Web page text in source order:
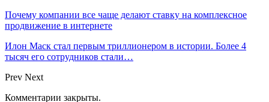
Почему компании все чаще делают ставку на комплексное
продвижение в интернете
Илон Маск стал первым триллионером в истории. Более 4
тысяч его сотрудников стали…
Prev Next
Комментарии закрыты.